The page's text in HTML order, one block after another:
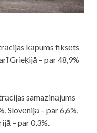
kāpums fiksēts
Grieķijā – par 48,9%
samazinājums
Slovēnijā – par 6,6%,
– par 0,3%.